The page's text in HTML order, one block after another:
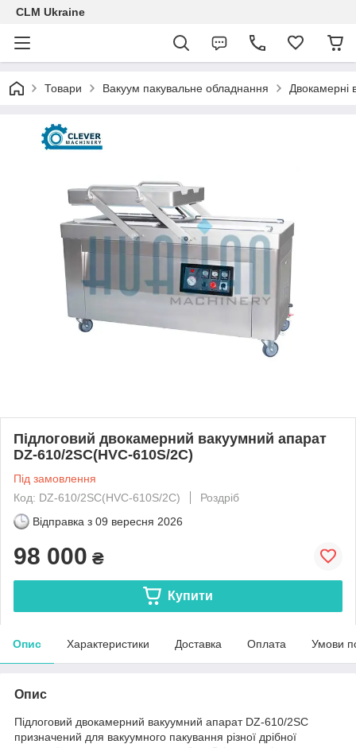
CLM Ukraine
Товари Вакуум пакувальне обладнання Двокамерні
Підлоговий двокамерний вакуумний апарат
DZ-610/2SC(HVC-610S/2C)
Під замовлення
Код: DZ-610/2SC(HVC-610S/2C)
Роздріб
Відправка з 09 вересня 2026
98 000 ₴
Купити
Опис Характеристики Доставка Оплата Умови
Опис
Підлоговий двокамерний вакуумний апарат DZ-610/2SC
призначений для вакуумного пакування різної дрібної